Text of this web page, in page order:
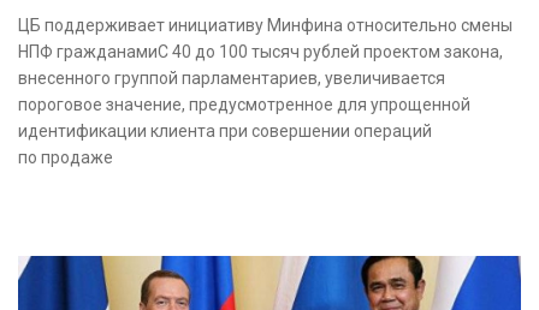
ЦБ поддерживает инициативу Минфина относительно смены
НПФ гражданамиС 40 до 100 тысяч рублей проектом закона,
внесенного группой парламентариев, увеличивается
пороговое значение, предусмотренное для упрощенной
идентификации клиента при совершении операций
по продаже